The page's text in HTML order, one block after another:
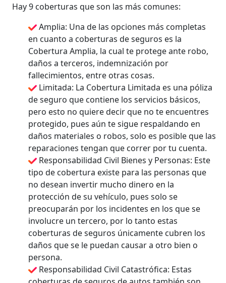
Hay 9 coberturas que son las más comunes:
Amplia: Una de las opciones más completas
en cuanto a coberturas de seguros es la
Cobertura Amplia, la cual te protege ante robo,
daños a terceros, indemnización por
fallecimientos, entre otras cosas.
Limitada: La Cobertura Limitada es una póliza
de seguro que contiene los servicios básicos,
pero esto no quiere decir que no te encuentres
protegido, pues aún te sigue respaldando en
daños materiales o robos, solo es posible que las
reparaciones tengan que correr por tu cuenta.
Responsabilidad Civil Bienes y Personas: Este
tipo de cobertura existe para las personas que
no desean invertir mucho dinero en la
protección de su vehículo, pues solo se
preocuparán por los incidentes en los que se
involucre un tercero, por lo tanto estas
coberturas de seguros únicamente cubren los
daños que se le puedan causar a otro bien o
persona.
Responsabilidad Civil Catastrófica: Estas